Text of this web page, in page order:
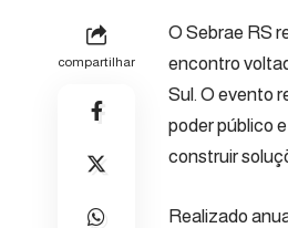
compartilhar
O Sebrae RS
encontro
Sul. O evento
poder público
construir
Realizado